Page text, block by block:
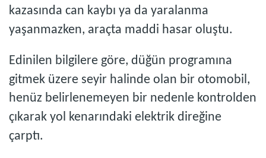
kazasında can kaybı ya da yaralanma
yaşanmazken, araçta maddi hasar oluştu.
Edinilen bilgilere göre, düğün programına
gitmek üzere seyir halinde olan bir otomobil,
henüz belirlenemeyen bir nedenle kontrolden
çıkarak yol kenarındaki elektrik direğine
çarptı.